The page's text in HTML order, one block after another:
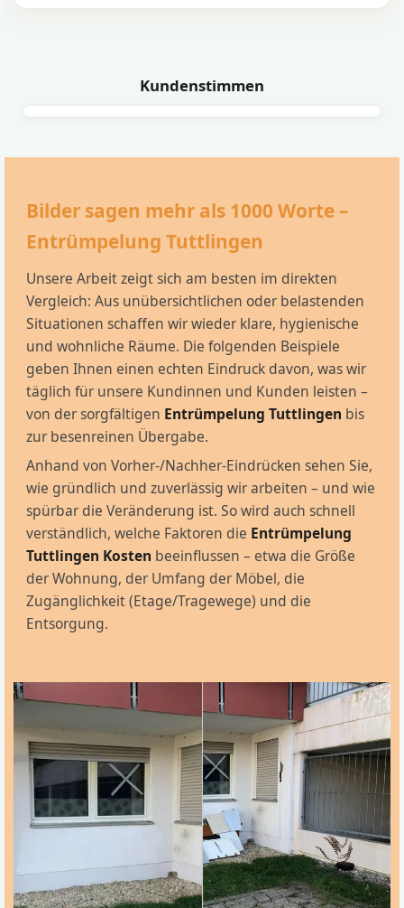
Kundenstimmen
Bilder sagen mehr als 1000 Worte –
Entrümpelung Tuttlingen
Unsere Arbeit zeigt sich am besten im direkten
Vergleich: Aus unübersichtlichen oder belastenden
Situationen schaffen wir wieder klare, hygienische
und wohnliche Räume. Die folgenden Beispiele
geben Ihnen einen echten Eindruck davon, was wir
täglich für unsere Kundinnen und Kunden leisten –
von der sorgfältigen Entrümpelung Tuttlingen bis
zur besenreinen Übergabe.
Anhand von Vorher-/Nachher-Eindrücken sehen Sie,
wie gründlich und zuverlässig wir arbeiten – und wie
spürbar die Veränderung ist. So wird auch schnell
verständlich, welche Faktoren die Entrümpelung
Tuttlingen Kosten beeinflussen – etwa die Größe
der Wohnung, der Umfang der Möbel, die
Zugänglichkeit (Etage/Tragewege) und die
Entsorgung.